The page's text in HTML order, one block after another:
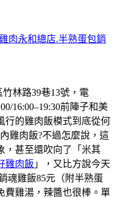
肉永和總店.半熟蛋包銷
林路39巷13號，電
16:00–19:30前陣子和美
行的雞肉飯模式到底從何
雞肉飯?不過怎麼說，這
，甚至還吹向了「米其
雞肉飯 」，又比方說今天
魂雞飯85元（附半熟蛋
費雞湯，辣醬也很棒。單